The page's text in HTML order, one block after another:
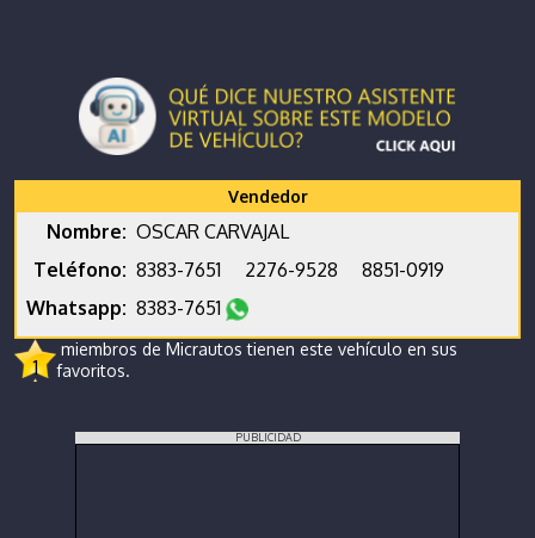
Vendedor
Nombre: OSCAR CARVAJAL
Teléfono: 8383-7651 2276-9528
8851-0919
Whatsapp: 8383-7651
1
miembros de Micrautos tienen este vehículo en sus
favoritos.
PUBLICIDAD